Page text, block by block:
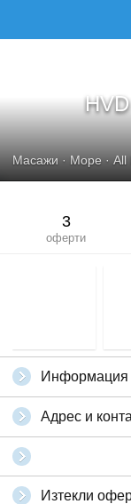
Масажи · Море ·All
3
оферти
Информация
Адрес и
Изтекли